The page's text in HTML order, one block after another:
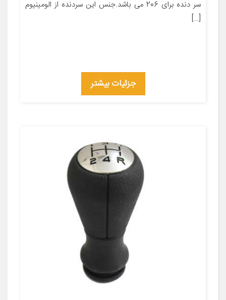
سر دنده برای 206 می باشد.جنس این سردنده از الومینیوم
[…]
جزئیات بیشتر